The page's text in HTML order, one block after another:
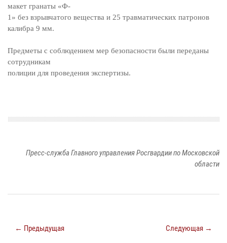
макет гранаты «Ф-
1» без взрывчатого вещества и 25 травматических патронов
калибра 9 мм.
Предметы с соблюдением мер безопасности были переданы
сотрудникам
полиции для проведения экспертизы.
Пресс-служба Главного управления Росгвардии по Московской
области
← Предыдущая Следующая →